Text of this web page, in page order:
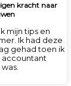
kracht naar
mijn tips en
Ik had deze
gehad toen ik
accountant